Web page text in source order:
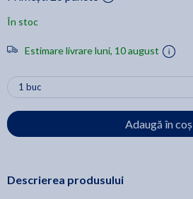
În stoc
Estimare livrare luni, 10 august
Adaugă în coș
Descrierea produsului